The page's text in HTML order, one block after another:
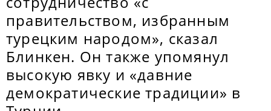
правительством, избранным
турецким народом», сказал
Блинкен. Он также упомянул
высокую явку и «давние
демократические традиции» в